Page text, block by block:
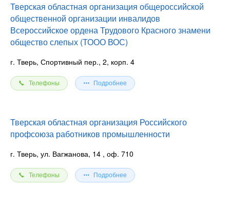
Тверская областная организация общероссийской
общественной организации инвалидов
Всероссийское ордена Трудового Красного знамени
общество слепых (ТООО ВОС)
г. Тверь, Спортивный пер., 2, корп. 4
Телефоны Подробнее
Тверская областная организация Российского
профсоюза работников промышленности
г. Тверь, ул. Вагжанова, 14 , оф. 710
Телефоны Подробнее